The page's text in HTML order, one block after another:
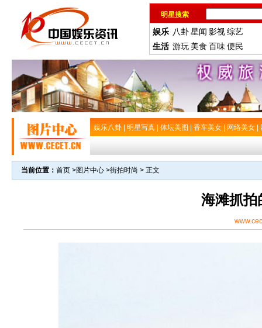
明星搜索
娱乐 八卦星闻 影视综艺
生活 游玩 美食 百味便民
娱乐八卦 明星写真 体坛美图 香车美女 网络美女
当前位置： 首页 >图片中心 >街拍时尚 > 正文
海滩抓拍